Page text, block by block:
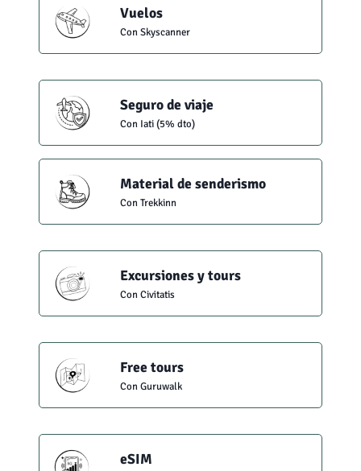
Vuelos
Con Skyscanner
Seguro de viaje
Con Iati (5% dto)
Material de senderismo
Con Trekkinn
Excursiones y tours
Con Civitatis
Free tours
Con Guruwalk
eSIM